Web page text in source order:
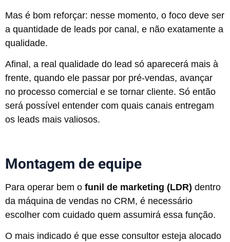
Mas é bom reforçar: nesse momento, o foco deve ser
a quantidade de leads por canal, e não exatamente a
qualidade.
Afinal, a real qualidade do lead só aparecerá mais à
frente, quando ele passar por pré-vendas, avançar
no processo comercial e se tornar cliente. Só então
será possível entender com quais canais entregam
os leads mais valiosos.
Montagem de equipe
Para operar bem o funil de marketing (LDR) dentro
da máquina de vendas no CRM, é necessário
escolher com cuidado quem assumirá essa função.
O mais indicado é que esse consultor esteja alocado